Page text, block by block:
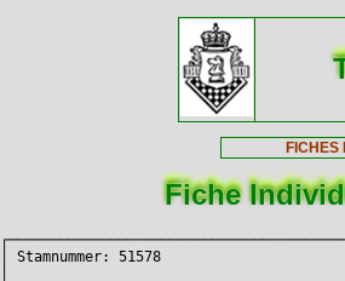
FICHES
Fiche
│ Stamnummer: 51578